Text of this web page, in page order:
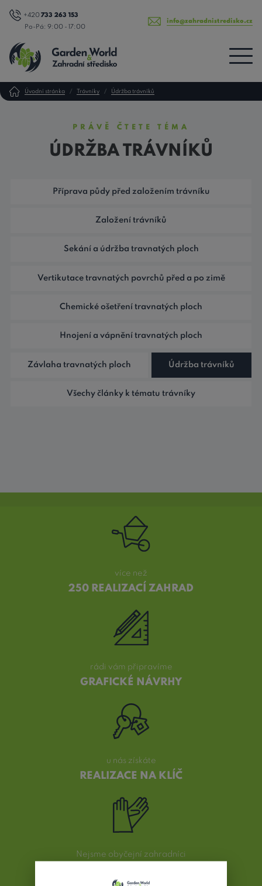
+420 733 263 153
Po-Pá: 9:00 - 17:00
info@zahradnistredisko.cz
Úvodní stránka Trávníky Údržba trávníků
PRÁVĚ ČTETE TÉMA
ÚDRŽBA TRÁVNÍKŮ
Příprava půdy před založením trávníku
Založení trávníků
Sekání a údržba travnatých ploch
Vertikutace travnatých povrchů před a po zimě
Chemické ošetření travnatých ploch
Hnojení a vápnění travnatých ploch
Závlaha travnatých ploch Údržba trávníků
Všechy články k tématu trávníky
více než
250 REALIZACÍ ZAHRAD
rádi vám připravíme
GRAFICKÉ NÁVRHY
u nás získáte
REALIZACE NA KLÍČ
Nejsme obyčejní zahradníci